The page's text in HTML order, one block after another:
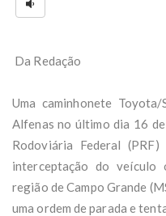
Da Redação
Uma caminhonete
Alfenas no último dia 16
Rodoviária Federal
interceptação do veículo
região de Campo Grande
uma ordem de parada e